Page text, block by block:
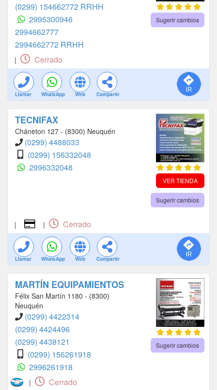
(0299) 154662772 RRHH
2995300946
2994662777
2994662772 RRHH
Sugerir cambios
| Cerrado
Llamar WhatsApp Web Compartir
TECNIFAX
Cháneton 127 - (8300) Neuquén
(0299) 4488033
(0299) 156332048
2996332048
VER TIENDA
Sugerir cambios
| | Cerrado
Llamar WhatsApp Web Compartir
MARTÍN EQUIPAMIENTOS
Félix San Martín 1180 - (8300)
Neuquén
(0299) 4422314
(0299) 4424496
(0299) 4438121
(0299) 156261918
2996261918
Sugerir cambios
| Cerrado